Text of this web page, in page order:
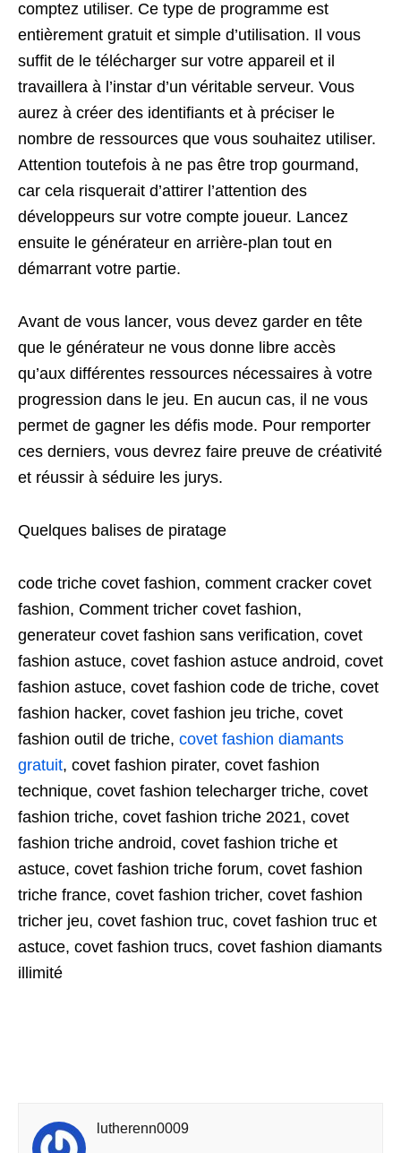
comptez utiliser. Ce type de programme est
entièrement gratuit et simple d’utilisation. Il vous
suffit de le télécharger sur votre appareil et il
travaillera à l’instar d’un véritable serveur. Vous
aurez à créer des identifiants et à préciser le
nombre de ressources que vous souhaitez utiliser.
Attention toutefois à ne pas être trop gourmand,
car cela risquerait d’attirer l’attention des
développeurs sur votre compte joueur. Lancez
ensuite le générateur en arrière-plan tout en
démarrant votre partie.
Avant de vous lancer, vous devez garder en tête
que le générateur ne vous donne libre accès
qu’aux différentes ressources nécessaires à votre
progression dans le jeu. En aucun cas, il ne vous
permet de gagner les défis mode. Pour remporter
ces derniers, vous devrez faire preuve de créativité
et réussir à séduire les jurys.
Quelques balises de piratage
code triche covet fashion, comment cracker covet
fashion, Comment tricher covet fashion,
generateur covet fashion sans verification, covet
fashion astuce, covet fashion astuce android, covet
fashion astuce, covet fashion code de triche, covet
fashion hacker, covet fashion jeu triche, covet
fashion outil de triche, covet fashion diamants
gratuit, covet fashion pirater, covet fashion
technique, covet fashion telecharger triche, covet
fashion triche, covet fashion triche 2021, covet
fashion triche android, covet fashion triche et
astuce, covet fashion triche forum, covet fashion
triche france, covet fashion tricher, covet fashion
tricher jeu, covet fashion truc, covet fashion truc et
astuce, covet fashion trucs, covet fashion diamants
illimité
lutherenn0009